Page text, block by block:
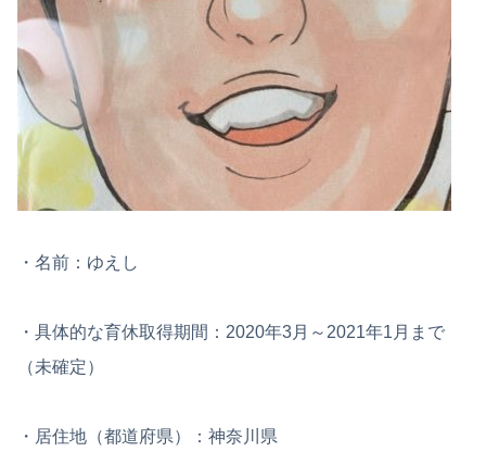
・名前：ゆえし
・具体的な育休取得期間：2020年3月～2021年1月まで
（未確定）
・居住地（都道府県）：神奈川県